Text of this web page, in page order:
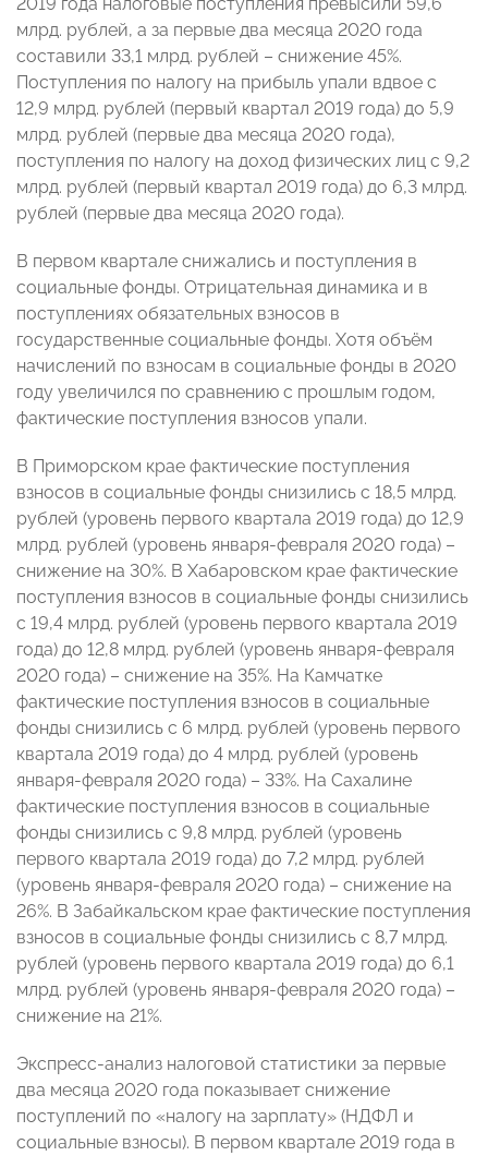
млрд. рублей, а за первые два месяца 2020 года
составили 33,1 млрд. рублей – снижение 45%.
Поступления по налогу на прибыль упали вдвое с
12,9 млрд. рублей (первый квартал 2019 года) до 5,9
млрд. рублей (первые два месяца 2020 года),
поступления по налогу на доход физических лиц с 9,2
млрд. рублей (первый квартал 2019 года) до 6,3 млрд.
рублей (первые два месяца 2020 года).
В первом квартале снижались и поступления в
социальные фонды. Отрицательная динамика и в
поступлениях обязательных взносов в
государственные социальные фонды. Хотя объём
начислений по взносам в социальные фонды в 2020
году увеличился по сравнению с прошлым годом,
фактические поступления взносов упали.
В Приморском крае фактические поступления
взносов в социальные фонды снизились с 18,5 млрд.
рублей (уровень первого квартала 2019 года) до 12,9
млрд. рублей (уровень января-февраля 2020 года) –
снижение на 30%. В Хабаровском крае фактические
поступления взносов в социальные фонды снизились
с 19,4 млрд. рублей (уровень первого квартала 2019
года) до 12,8 млрд. рублей (уровень января-февраля
2020 года) – снижение на 35%. На Камчатке
фактические поступления взносов в социальные
фонды снизились с 6 млрд. рублей (уровень первого
квартала 2019 года) до 4 млрд. рублей (уровень
января-февраля 2020 года) – 33%. На Сахалине
фактические поступления взносов в социальные
фонды снизились с 9,8 млрд. рублей (уровень
первого квартала 2019 года) до 7,2 млрд. рублей
(уровень января-февраля 2020 года) – снижение на
26%. В Забайкальском крае фактические поступления
взносов в социальные фонды снизились с 8,7 млрд.
рублей (уровень первого квартала 2019 года) до 6,1
млрд. рублей (уровень января-февраля 2020 года) –
снижение на 21%.
Экспресс-анализ налоговой статистики за первые
два месяца 2020 года показывает снижение
поступлений по «налогу на зарплату» (НДФЛ и
социальные взносы). В первом квартале 2019 года в